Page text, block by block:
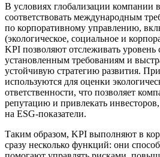
В условиях глобализации
соответствовать международным
по корпоративному управлению,
(экологическое, социальное и
KPI позволяют отслеживать уровень
установленным требованиям и
устойчивую стратегию развития.
используются для оценки
ответственности, что позволяет
репутацию и привлекать
на ESG-показатели.
Таким образом, KPI выполняют в
сразу несколько функций: они